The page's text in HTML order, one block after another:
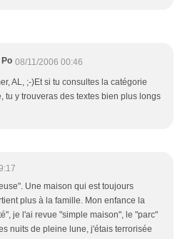
Po 08/11/2006 00:46
AL, ;-)Et si tu consultes la catégorie
tu y trouveras des textes bien plus longs
Une maison qui est toujours
plus à la famille. Mon enfance la
je l'ai revue "simple maison", le "parc"
nuits de pleine lune, j'étais terrorisée